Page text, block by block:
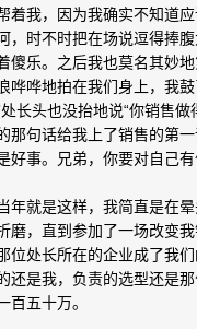
着我，因为我确实不知道
，时不时把在场说逗得捧
傻乐。之后我也莫名其妙
哗哗地拍在我们身上，我
处长头也没抬地说“你销售
那句话给我上了销售的第
好事。兄弟，你要对自己有
就是这样，我简直是在晕
磨，直到参加了一场改变
处长所在的企业成了我们
还是我，负责的选型还是
百五十万。